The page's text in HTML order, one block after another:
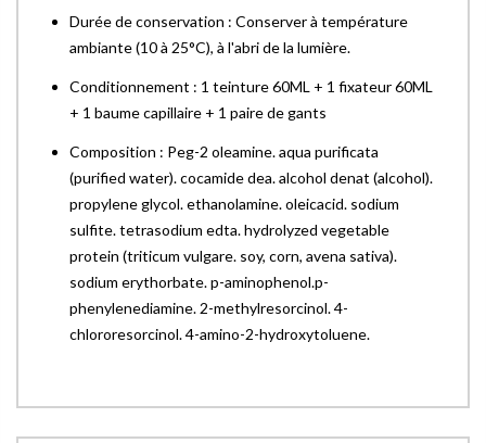
Durée de conservation : Conserver à température
ambiante (10 à 25°C), à l'abri de la lumière.
Conditionnement : 1 teinture 60ML + 1 fixateur 60ML
+ 1 baume capillaire + 1 paire de gants
Composition : Peg-2 oleamine. aqua purificata
(purified water). cocamide dea. alcohol denat (alcohol).
propylene glycol. ethanolamine. oleicacid. sodium
sulfite. tetrasodium edta. hydrolyzed vegetable
protein (triticum vulgare. soy, corn, avena sativa).
sodium erythorbate. p-aminophenol.p-
phenylenediamine. 2-methylresorcinol. 4-
chlororesorcinol. 4-amino-2-hydroxytoluene.